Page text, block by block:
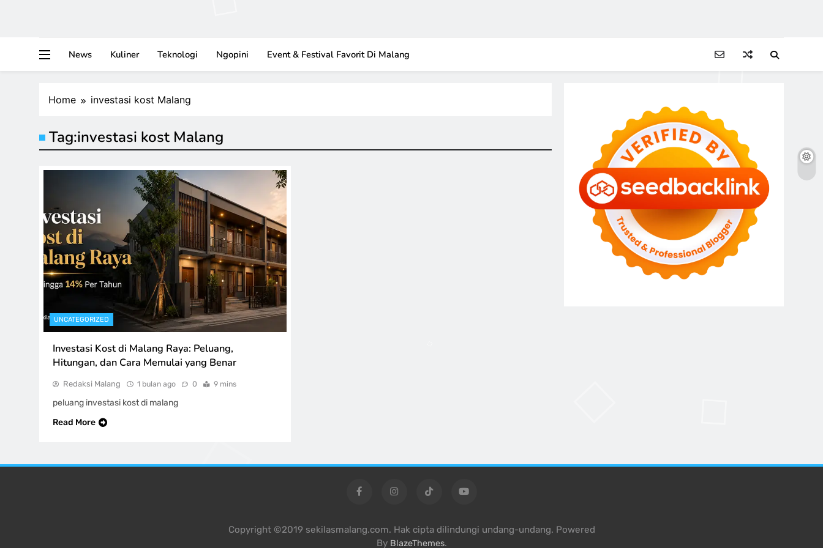
News Kuliner Teknologi Ngopini Event & Festival Favorit Di Malang
Home investasi kost Malang
Tag:investasi kost Malang
UNCATEGORIZED
Investasi Kost di Malang Raya: Peluang,
Hitungan, dan Cara Memulai yang Benar
Redaksi Malang 1 bulan ago 0 9 mins
peluang investasi kost di malang
Read More
Copyright ©2019 sekilasmalang.com. Hak cipta dilindungi undang-undang. Powered
By BlazeThemes.